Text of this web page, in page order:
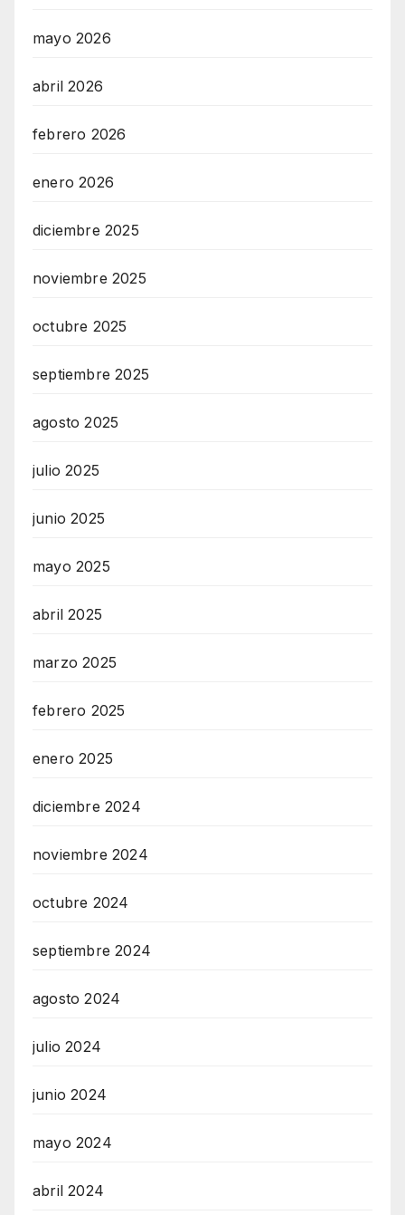
mayo 2026
abril 2026
febrero 2026
enero 2026
diciembre 2025
noviembre 2025
octubre 2025
septiembre 2025
agosto 2025
julio 2025
junio 2025
mayo 2025
abril 2025
marzo 2025
febrero 2025
enero 2025
diciembre 2024
noviembre 2024
octubre 2024
septiembre 2024
agosto 2024
julio 2024
junio 2024
mayo 2024
abril 2024